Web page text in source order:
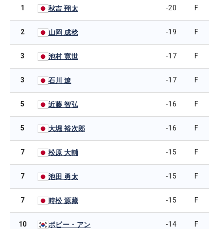
1 秋吉 翔太 -20 F
2 山岡 成稔 -19 F
3 池村 寛世 -17 F
3 石川 遼 -17 F
5 近藤 智弘 -16 F
5 大堀 裕次郎 -16 F
7 松原 大輔 -15 F
7 池田 勇太 -15 F
7 時松 源藏 -15 F
10 ボビー・アン -14 F